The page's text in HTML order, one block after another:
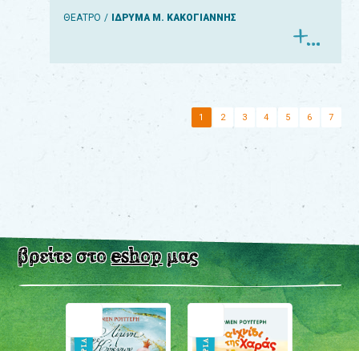
ΘΕΑΤΡΟ ΙΔΡΥΜΑ Μ. ΚΑΚΟΓΙΑΝΝΗΣ
1 2 3 4 5 6 7
βρείτε στοeshopμας